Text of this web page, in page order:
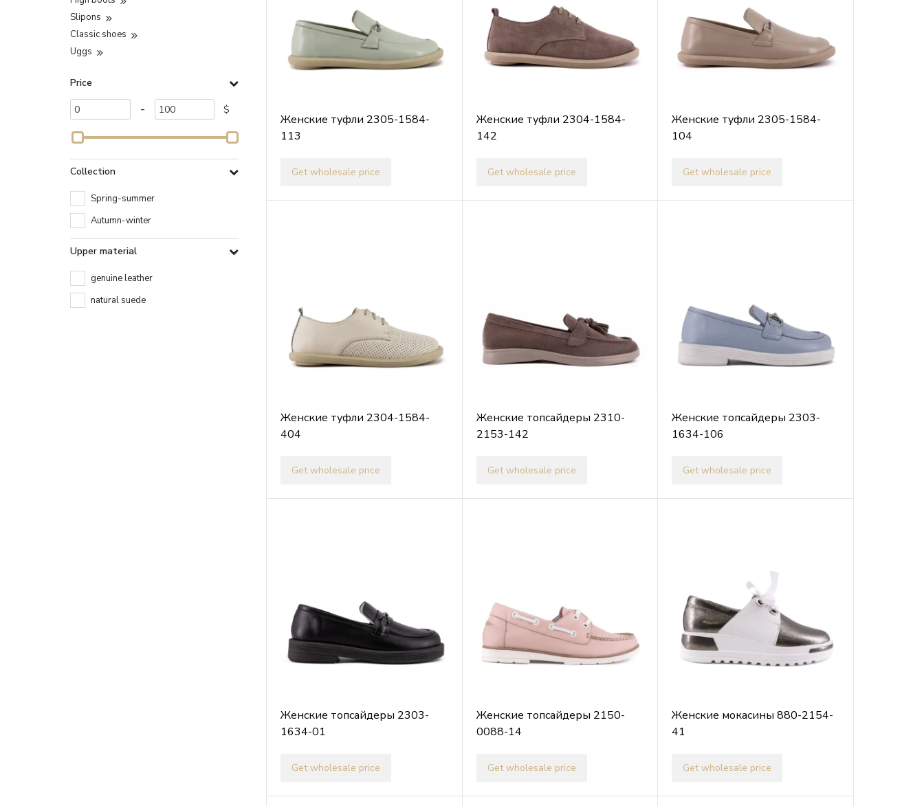
Slipons
Classic shoes
Uggs
Price
- $
Collection
Spring-summer
Autumn-winter
Upper material
genuine leather
natural suede
Женские туфли 2305-1584-
113
Get wholesale price
Женские туфли 2304-1584-
142
Get wholesale price
Женские туфли 2305-1584-
104
Get wholesale price
Женские туфли 2304-1584-
404
Get wholesale price
Женские топсайдеры 2310-
2153-142
Get wholesale price
Женские топсайдеры 2303-
1634-106
Get wholesale price
Женские топсайдеры 2303-
1634-01
Get wholesale price
Женские топсайдеры 2150-
0088-14
Get wholesale price
Женские мокасины 880-2154-
41
Get wholesale price